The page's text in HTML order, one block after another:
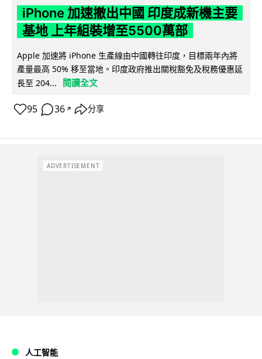
iPhone 加速撤出中國 印度成新機主要
基地 上年組裝增至5500萬部
Apple 加速將 iPhone 生產線由中國轉往印度，目標兩年內將
產量最高 50% 移至當地。印度政府推出關稅豁免及稅務優惠延
長至 204...
閱讀全文
95 36 ↗ 分享
ADVERTISEMENT
人工智能